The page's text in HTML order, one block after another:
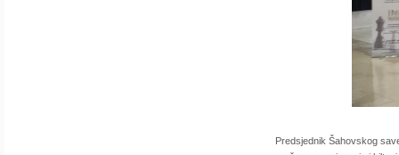
Predsjednik Šahovskog